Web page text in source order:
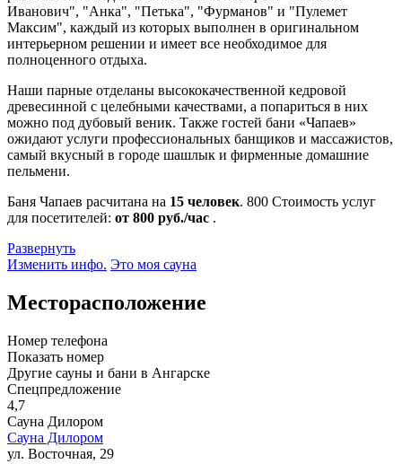
Иванович", "Анка", "Петька", "Фурманов" и "Пулемет
Максим", каждый из которых выполнен в оригинальном
интерьерном решении и имеет все необходимое для
полноценного отдыха.
Наши парные отделаны высококачественной кедровой
древесинной с целебными качествами, а попариться в них
можно под дубовый веник. Также гостей бани «Чапаев»
ожидают услуги профессиональных банщиков и массажистов,
самый вкусный в городе шашлык и фирменные домашние
пельмени.
Баня Чапаев расчитана на 15 человек. 800 Стоимость услуг
для посетителей: от 800 руб./час .
Развернуть
Изменить инфо. Это моя сауна
Месторасположение
Номер телефона
Показать номер
Другие сауны и бани в Ангарске
Спецпредложение
4,7
Сауна Дилором
Сауна Дилором
ул. Восточная, 29